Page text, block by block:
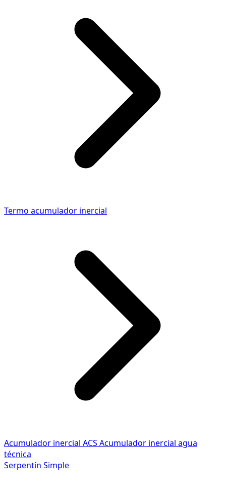
Termo acumulador inercial
Acumulador inercial ACS Acumulador inercial agua
técnica
Serpentín Simple